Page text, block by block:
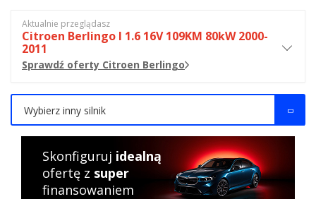
Aktualnie przeglądasz
Citroen Berlingo I 1.6 16V 109KM 80kW 2000-
2011
Sprawdź oferty Citroen Berlingo
Wybierz inny silnik
Skonfiguruj idealną
ofertę z super
finansowaniem